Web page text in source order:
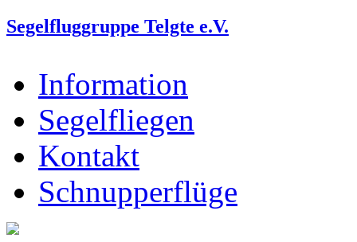
Segelfluggruppe Telgte e.V.
Information
Segelfliegen
Kontakt
Schnupperflüge